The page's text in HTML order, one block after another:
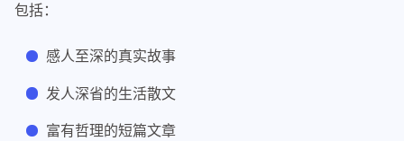
包括：
感人至深的真实故事
发人深省的生活散文
富有哲理的短篇文章